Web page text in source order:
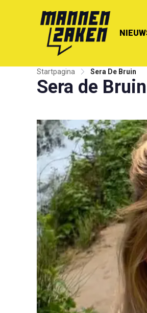
Startpagina Sera De Bruin
Sera de Bruin